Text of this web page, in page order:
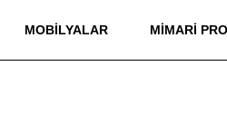
MOBILYALAR MIMARI